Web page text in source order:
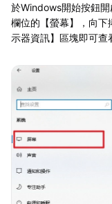
於Windows開始按鈕
欄位的【螢幕】，向下
示器資訊】區塊即可查